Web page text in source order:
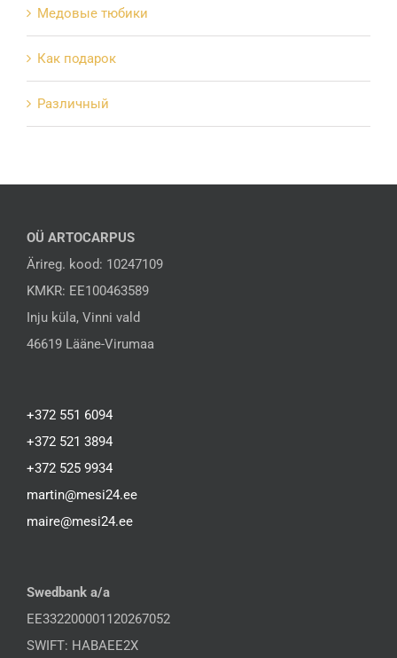
Mедовые тюбики
Как подарок
Различный
OÜ ARTOCARPUS
Ärireg. kood: 10247109
KMKR: EE100463589
Inju küla, Vinni vald
46619 Lääne-Virumaa
+372 551 6094
+372 521 3894
+372 525 9934
martin@mesi24.ee
maire@mesi24.ee
Swedbank a/a
EE332200001120267052
SWIFT: HABAEE2X